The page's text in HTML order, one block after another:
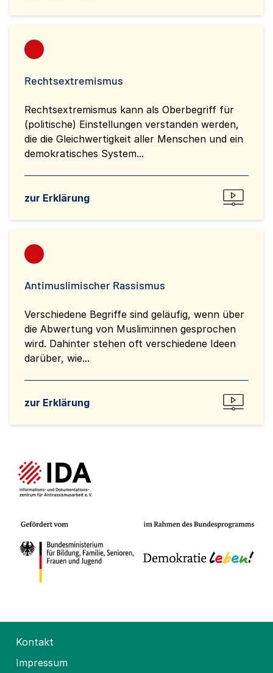
Rechtsextremismus
Rechtsextremismus kann als Oberbegriff für
(politische) Einstellungen verstanden werden,
die die Gleichwertigkeit aller Menschen und ein
demokratisches System...
zur Erklärung
Antimuslimischer Rassismus
Verschiedene Begriffe sind geläufig, wenn über
die Abwertung von Muslim:innen gesprochen
wird. Dahinter stehen oft verschiedene Ideen
darüber, wie...
zur Erklärung
Kontakt
Impressum